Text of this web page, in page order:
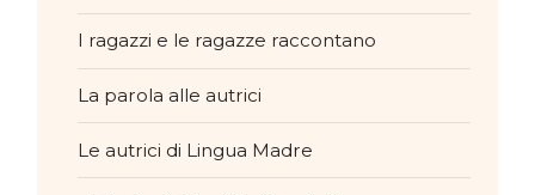
I ragazzi e le ragazze raccontano
La parola alle autrici
Le autrici di Lingua Madre